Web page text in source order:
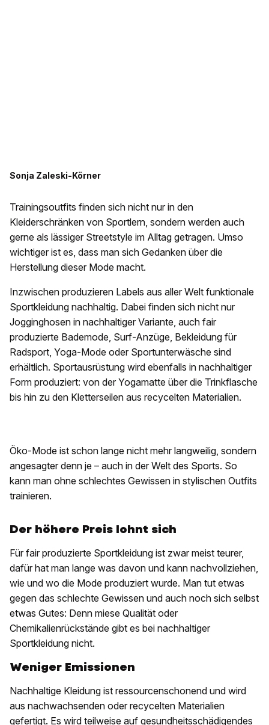
Sonja Zaleski-Körner
Trainingsoutfits finden sich nicht nur in den
Kleiderschränken von Sportlern, sondern werden auch
gerne als lässiger Streetstyle im Alltag getragen. Umso
wichtiger ist es, dass man sich Gedanken über die
Herstellung dieser Mode macht.
Inzwischen produzieren Labels aus aller Welt funktionale
Sportkleidung nachhaltig. Dabei finden sich nicht nur
Jogginghosen in nachhaltiger Variante, auch fair
produzierte Bademode, Surf-Anzüge, Bekleidung für
Radsport, Yoga-Mode oder Sportunterwäsche sind
erhältlich. Sportausrüstung wird ebenfalls in nachhaltiger
Form produziert: von der Yogamatte über die Trinkflasche
bis hin zu den Kletterseilen aus recycelten Materialien.
Öko-Mode ist schon lange nicht mehr langweilig, sondern
angesagter denn je – auch in der Welt des Sports. So
kann man ohne schlechtes Gewissen in stylischen Outfits
trainieren.
Der höhere Preis lohnt sich
Für fair produzierte Sportkleidung ist zwar meist teurer,
dafür hat man lange was davon und kann nachvollziehen,
wie und wo die Mode produziert wurde. Man tut etwas
gegen das schlechte Gewissen und auch noch sich selbst
etwas Gutes: Denn miese Qualität oder
Chemikalienrückstände gibt es bei nachhaltiger
Sportkleidung nicht.
Weniger Emissionen
Nachhaltige Kleidung ist ressourcenschonend und wird
aus nachwachsenden oder recycelten Materialien
gefertigt. Es wird teilweise auf gesundheitsschädigendes